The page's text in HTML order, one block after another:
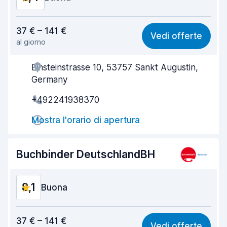
8,4
Facile da trovare 8,2
Gentilezza degli agenti
Condizioni dell'auto 8,9
37 € – 141 €
al giorno
Vedi offerte
Einsteinstrasse 10, 53757 Sankt Augustin,
Germany
+492241938370
Mostra l'orario di apertura
Buchbinder DeutschlandBH
8,1 Buona
8,2
37 € – 141 €